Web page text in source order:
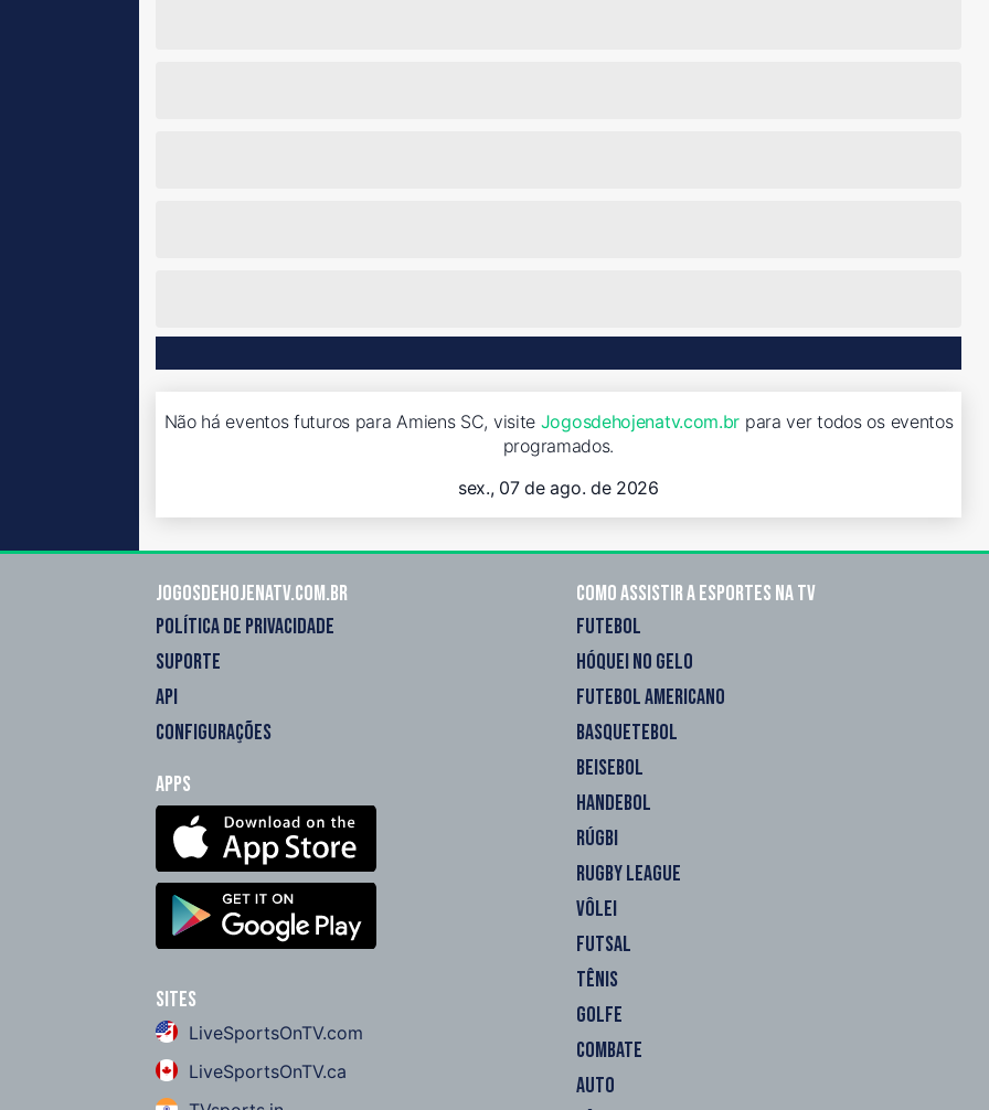
Não há eventos futuros para Amiens SC, visite Jogosdehojenatv.com.br para ver todos os eventos
programados.
sex., 07 de ago. de 2026
Jogosdehojenatv.com.br
POLÍTICA DE PRIVACIDADE
SUPORTE
API
CONFIGURAÇÕES
Apps
Sites
LiveSportsOnTV.com
LiveSportsOnTV.ca
Como assistir a esportes na TV
FUTEBOL
HÓQUEI NO GELO
FUTEBOL AMERICANO
BASQUETEBOL
BEISEBOL
HANDEBOL
RÚGBI
RUGBY LEAGUE
VÔLEI
FUTSAL
TÊNIS
GOLFE
COMBATE
AUTO